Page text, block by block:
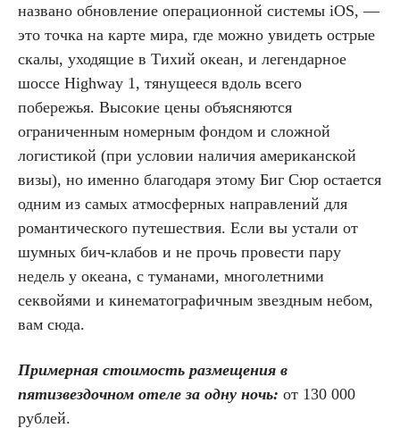
названо обновление операционной системы iOS, —
это точка на карте мира, где можно увидеть острые
скалы, уходящие в Тихий океан, и легендарное
шоссе Highway 1, тянущееся вдоль всего
побережья. Высокие цены объясняются
ограниченным номерным фондом и сложной
логистикой (при условии наличия американской
визы), но именно благодаря этому Биг Сюр остается
одним из самых атмосферных направлений для
романтического путешествия. Если вы устали от
шумных бич-клабов и не прочь провести пару
недель у океана, с туманами, многолетними
секвойями и кинематографичным звездным небом,
вам сюда.
Примерная стоимость размещения в
пятизвездочном отеле за одну ночь: от 130 000
рублей.